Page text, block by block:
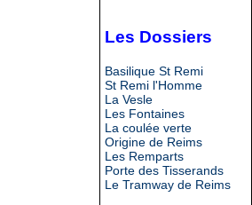
Les Dossiers
Basilique St Remi
St Remi l'Homme
La Vesle
Les Fontaines
La coulée verte
Origine de Reims
Les Remparts
Porte des Tisserands
Le Tramway de Reims